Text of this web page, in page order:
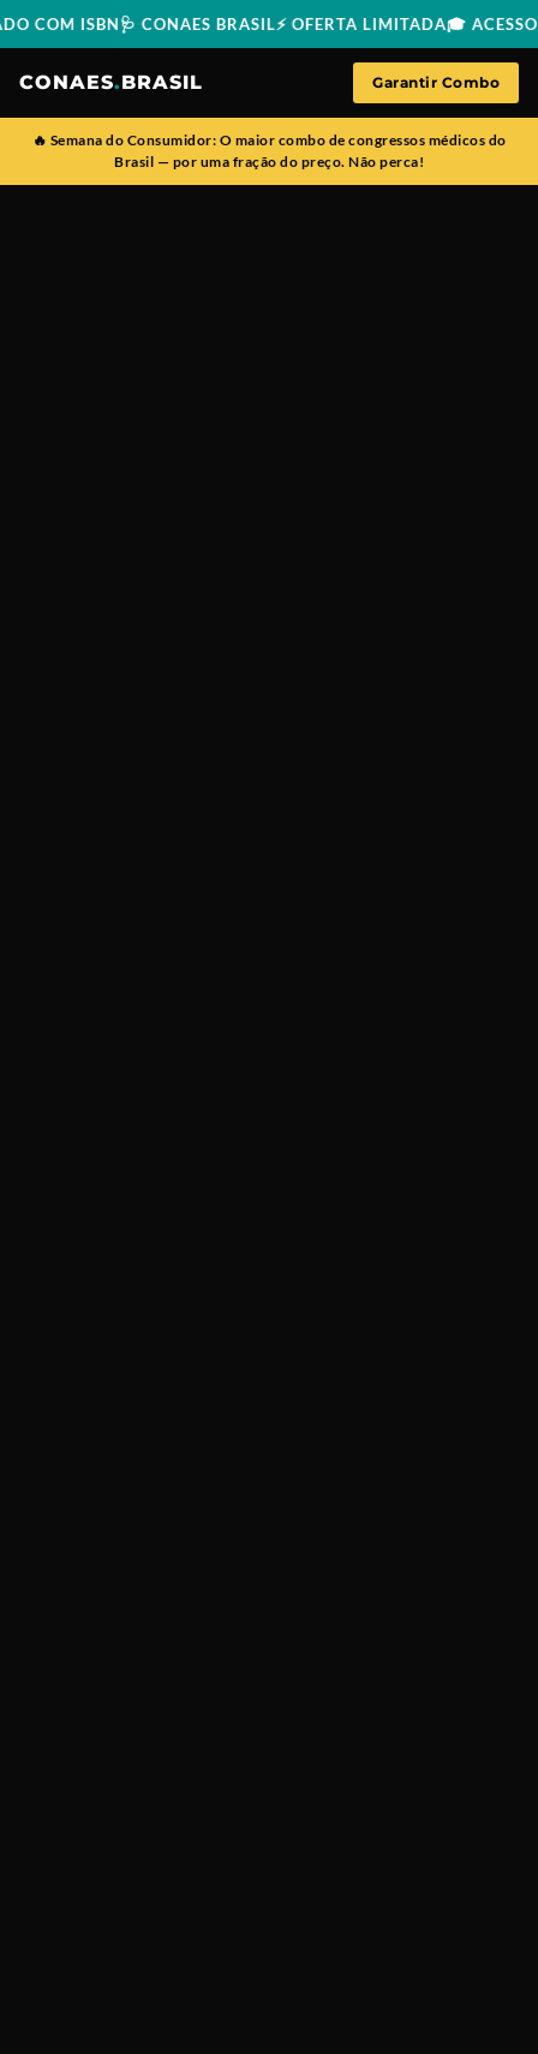
ISBN🩺 CONAES BRASIL⚡ OFERTA LIMITADA🎓 ACESSO
CONAES.BRASIL Garantir Combo
🔥 Semana do Consumidor: O maior combo de congressos médicos do
Brasil — por uma fração do preço. Não perca!